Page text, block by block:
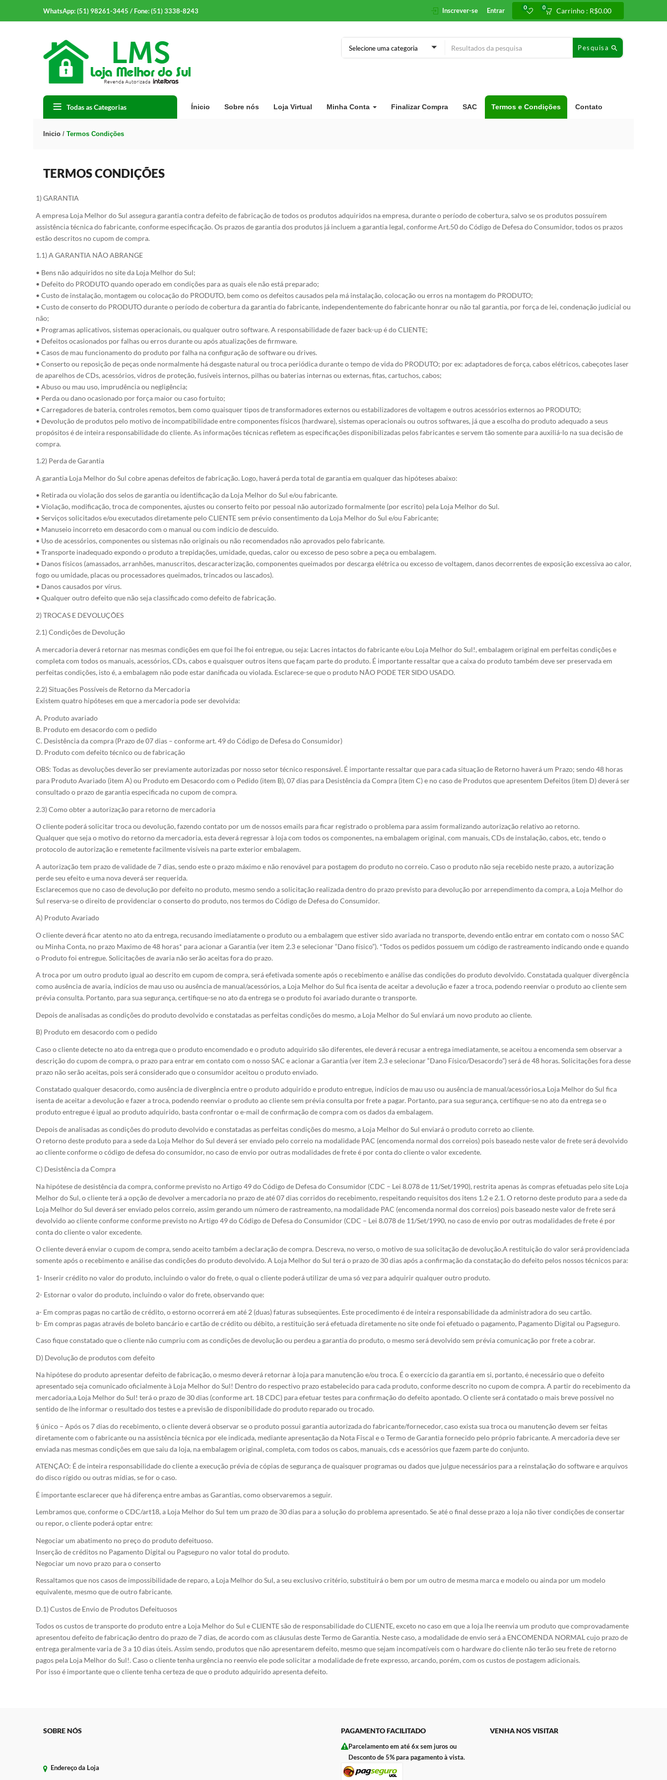
WhatsApp: (51) 98261-3445 / Fone: (51) 3338-8243 Carrinho : R$0.00
0
0
Inscrever-se Entrar
Selecione uma categoria Pesquisa
Todas as Categorias Ínicio Sobre nós Loja Virtual Minha Conta Finalizar Compra SAC Termos e Condições Contato
Inicio / Termos Condições
TERMOS CONDIÇÕES
1) GARANTIA
A empresa Loja Melhor do Sul assegura garantia contra defeito de fabricação de todos os produtos adquiridos na empresa, durante o período de cobertura, salvo se os produtos possuírem
assistência técnica do fabricante, conforme especificação. Os prazos de garantia dos produtos já incluem a garantia legal, conforme Art.50 do Código de Defesa do Consumidor, todos os prazos
estão descritos no cupom de compra.
1.1) A GARANTIA NÃO ABRANGE
• Bens não adquiridos no site da Loja Melhor do Sul;
• Defeito do PRODUTO quando operado em condições para as quais ele não está preparado;
• Custo de instalação, montagem ou colocação do PRODUTO, bem como os defeitos causados pela má instalação, colocação ou erros na montagem do PRODUTO;
• Custo de conserto do PRODUTO durante o período de cobertura da garantia do fabricante, independentemente do fabricante honrar ou não tal garantia, por força de lei, condenação judicial ou
não;
• Programas aplicativos, sistemas operacionais, ou qualquer outro software. A responsabilidade de fazer back-up é do CLIENTE;
• Defeitos ocasionados por falhas ou erros durante ou após atualizações de firmware.
• Casos de mau funcionamento do produto por falha na configuração de software ou drives.
• Conserto ou reposição de peças onde normalmente há desgaste natural ou troca periódica durante o tempo de vida do PRODUTO; por ex: adaptadores de força, cabos elétricos, cabeçotes laser
de aparelhos de CDs, acessórios, vidros de proteção, fusíveis internos, pilhas ou baterias internas ou externas, fitas, cartuchos, cabos;
• Abuso ou mau uso, imprudência ou negligência;
• Perda ou dano ocasionado por força maior ou caso fortuito;
• Carregadores de bateria, controles remotos, bem como quaisquer tipos de transformadores externos ou estabilizadores de voltagem e outros acessórios externos ao PRODUTO;
• Devolução de produtos pelo motivo de incompatibilidade entre componentes físicos (hardware), sistemas operacionais ou outros softwares, já que a escolha do produto adequado a seus
propósitos é de inteira responsabilidade do cliente. As informações técnicas refletem as especificações disponibilizadas pelos fabricantes e servem tão somente para auxiliá-lo na sua decisão de
compra.
1.2) Perda de Garantia
A garantia Loja Melhor do Sul cobre apenas defeitos de fabricação. Logo, haverá perda total de garantia em qualquer das hipóteses abaixo:
• Retirada ou violação dos selos de garantia ou identificação da Loja Melhor do Sul e/ou fabricante.
• Violação, modificação, troca de componentes, ajustes ou conserto feito por pessoal não autorizado formalmente (por escrito) pela Loja Melhor do Sul.
• Serviços solicitados e/ou executados diretamente pelo CLIENTE sem prévio consentimento da Loja Melhor do Sul e/ou Fabricante;
• Manuseio incorreto em desacordo com o manual ou com indício de descuido.
• Uso de acessórios, componentes ou sistemas não originais ou não recomendados não aprovados pelo fabricante.
• Transporte inadequado expondo o produto a trepidações, umidade, quedas, calor ou excesso de peso sobre a peça ou embalagem.
• Danos físicos (amassados, arranhões, manuscritos, descaracterização, componentes queimados por descarga elétrica ou excesso de voltagem, danos decorrentes de exposição excessiva ao calor,
fogo ou umidade, placas ou processadores queimados, trincados ou lascados).
• Danos causados por vírus.
• Qualquer outro defeito que não seja classificado como defeito de fabricação.
2) TROCAS E DEVOLUÇÕES
2.1) Condições de Devolução
A mercadoria deverá retornar nas mesmas condições em que foi lhe foi entregue, ou seja: Lacres intactos do fabricante e/ou Loja Melhor do Sul!, embalagem original em perfeitas condições e
completa com todos os manuais, acessórios, CDs, cabos e quaisquer outros itens que façam parte do produto. É importante ressaltar que a caixa do produto também deve ser preservada em
perfeitas condições, isto é, a embalagem não pode estar danificada ou violada. Esclarece-se que o produto NÃO PODE TER SIDO USADO.
2.2) Situações Possíveis de Retorno da Mercadoria
Existem quatro hipóteses em que a mercadoria pode ser devolvida:
A. Produto avariado
B. Produto em desacordo com o pedido
C. Desistência da compra (Prazo de 07 dias – conforme art. 49 do Código de Defesa do Consumidor)
D. Produto com defeito técnico ou de fabricação
OBS: Todas as devoluções deverão ser previamente autorizadas por nosso setor técnico responsável. É importante ressaltar que para cada situação de Retorno haverá um Prazo; sendo 48 horas
para Produto Avariado (item A) ou Produto em Desacordo com o Pedido (item B), 07 dias para Desistência da Compra (item C) e no caso de Produtos que apresentem Defeitos (item D) deverá ser
consultado o prazo de garantia especificada no cupom de compra.
2.3) Como obter a autorização para retorno de mercadoria
O cliente poderá solicitar troca ou devolução, fazendo contato por um de nossos emails para ficar registrado o problema para assim formalizando autorização relativo ao retorno.
Qualquer que seja o motivo do retorno da mercadoria, esta deverá regressar à loja com todos os componentes, na embalagem original, com manuais, CDs de instalação, cabos, etc, tendo o
protocolo de autorização e remetente facilmente visíveis na parte exterior embalagem.
A autorização tem prazo de validade de 7 dias, sendo este o prazo máximo e não renovável para postagem do produto no correio. Caso o produto não seja recebido neste prazo, a autorização
perde seu efeito e uma nova deverá ser requerida.
Esclarecemos que no caso de devolução por defeito no produto, mesmo sendo a solicitação realizada dentro do prazo previsto para devolução por arrependimento da compra, a Loja Melhor do
Sul reserva-se o direito de providenciar o conserto do produto, nos termos do Código de Defesa do Consumidor.
A) Produto Avariado
O cliente deverá ficar atento no ato da entrega, recusando imediatamente o produto ou a embalagem que estiver sido avariada no transporte, devendo então entrar em contato com o nosso SAC
ou Minha Conta, no prazo Maximo de 48 horas* para acionar a Garantia (ver item 2.3 e selecionar “Dano físico”). *Todos os pedidos possuem um código de rastreamento indicando onde e quando
o Produto foi entregue. Solicitações de avaria não serão aceitas fora do prazo.
A troca por um outro produto igual ao descrito em cupom de compra, será efetivada somente após o recebimento e análise das condições do produto devolvido. Constatada qualquer divergência
como ausência de avaria, indícios de mau uso ou ausência de manual/acessórios, a Loja Melhor do Sul fica isenta de aceitar a devolução e fazer a troca, podendo reenviar o produto ao cliente sem
prévia consulta. Portanto, para sua segurança, certifique-se no ato da entrega se o produto foi avariado durante o transporte.
Depois de analisadas as condições do produto devolvido e constatadas as perfeitas condições do mesmo, a Loja Melhor do Sul enviará um novo produto ao cliente.
B) Produto em desacordo com o pedido
Caso o cliente detecte no ato da entrega que o produto encomendado e o produto adquirido são diferentes, ele deverá recusar a entrega imediatamente, se aceitou a encomenda sem observar a
descrição do cupom de compra, o prazo para entrar em contato com o nosso SAC e acionar a Garantia (ver item 2.3 e selecionar “Dano Físico/Desacordo”) será de 48 horas. Solicitações fora desse
prazo não serão aceitas, pois será considerado que o consumidor aceitou o produto enviado.
Constatado qualquer desacordo, como ausência de divergência entre o produto adquirido e produto entregue, indícios de mau uso ou ausência de manual/acessórios,a Loja Melhor do Sul fica
isenta de aceitar a devolução e fazer a troca, podendo reenviar o produto ao cliente sem prévia consulta por frete a pagar. Portanto, para sua segurança, certifique-se no ato da entrega se o
produto entregue é igual ao produto adquirido, basta confrontar o e-mail de confirmação de compra com os dados da embalagem.
Depois de analisadas as condições do produto devolvido e constatadas as perfeitas condições do mesmo, a Loja Melhor do Sul enviará o produto correto ao cliente.
O retorno deste produto para a sede da Loja Melhor do Sul deverá ser enviado pelo correio na modalidade PAC (encomenda normal dos correios) pois baseado neste valor de frete será devolvido
ao cliente conforme o código de defesa do consumidor, no caso de envio por outras modalidades de frete é por conta do cliente o valor excedente.
C) Desistência da Compra
Na hipótese de desistência da compra, conforme previsto no Artigo 49 do Código de Defesa do Consumidor (CDC – Lei 8.078 de 11/Set/1990), restrita apenas às compras efetuadas pelo site Loja
Melhor do Sul, o cliente terá a opção de devolver a mercadoria no prazo de até 07 dias corridos do recebimento, respeitando requisitos dos itens 1.2 e 2.1. O retorno deste produto para a sede da
Loja Melhor do Sul deverá ser enviado pelos correio, assim gerando um número de rastreamento, na modalidade PAC (encomenda normal dos correios) pois baseado neste valor de frete será
devolvido ao cliente conforme conforme previsto no Artigo 49 do Código de Defesa do Consumidor (CDC – Lei 8.078 de 11/Set/1990, no caso de envio por outras modalidades de frete é por
conta do cliente o valor excedente.
O cliente deverá enviar o cupom de compra, sendo aceito também a declaração de compra. Descreva, no verso, o motivo de sua solicitação de devolução.A restituição do valor será providenciada
somente após o recebimento e análise das condições do produto devolvido. A Loja Melhor do Sul terá o prazo de 30 dias após a confirmação da constatação do defeito pelos nossos técnicos para:
1- Inserir crédito no valor do produto, incluindo o valor do frete, o qual o cliente poderá utilizar de uma só vez para adquirir qualquer outro produto.
2- Estornar o valor do produto, incluindo o valor do frete, observando que:
a- Em compras pagas no cartão de crédito, o estorno ocorrerá em até 2 (duas) faturas subseqüentes. Este procedimento é de inteira responsabilidade da administradora do seu cartão.
b- Em compras pagas através de boleto bancário e cartão de crédito ou débito, a restituição será efetuada diretamente no site onde foi efetuado o pagamento, Pagamento Digital ou Pagseguro.
Caso fique constatado que o cliente não cumpriu com as condições de devolução ou perdeu a garantia do produto, o mesmo será devolvido sem prévia comunicação por frete a cobrar.
D) Devolução de produtos com defeito
Na hipótese do produto apresentar defeito de fabricação, o mesmo deverá retornar à loja para manutenção e/ou troca. É o exercício da garantia em si, portanto, é necessário que o defeito
apresentado seja comunicado oficialmente à Loja Melhor do Sul! Dentro do respectivo prazo estabelecido para cada produto, conforme descrito no cupom de compra. A partir do recebimento da
mercadoria,a Loja Melhor do Sul! terá o prazo de 30 dias (conforme art. 18 CDC) para efetuar testes para confirmação do defeito apontado. O cliente será contatado o mais breve possível no
sentido de lhe informar o resultado dos testes e a previsão de disponibilidade do produto reparado ou trocado.
§ único – Após os 7 dias do recebimento, o cliente deverá observar se o produto possui garantia autorizada do fabricante/fornecedor, caso exista sua troca ou manutenção devem ser feitas
diretamente com o fabricante ou na assistência técnica por ele indicada, mediante apresentação da Nota Fiscal e o Termo de Garantia fornecido pelo próprio fabricante. A mercadoria deve ser
enviada nas mesmas condições em que saiu da loja, na embalagem original, completa, com todos os cabos, manuais, cds e acessórios que fazem parte do conjunto.
ATENÇÃO: É de inteira responsabilidade do cliente a execução prévia de cópias de segurança de quaisquer programas ou dados que julgue necessários para a reinstalação do software e arquivos
do disco rígido ou outras mídias, se for o caso.
É importante esclarecer que há diferença entre ambas as Garantias, como observaremos a seguir.
Lembramos que, conforme o CDC/art18, a Loja Melhor do Sul tem um prazo de 30 dias para a solução do problema apresentado. Se até o final desse prazo a loja não tiver condições de consertar
ou repor, o cliente poderá optar entre:
Negociar um abatimento no preço do produto defeituoso.
Inserção de créditos no Pagamento Digital ou Pagseguro no valor total do produto.
Negociar um novo prazo para o conserto
Ressaltamos que nos casos de impossibilidade de reparo, a Loja Melhor do Sul, a seu exclusivo critério, substituirá o bem por um outro de mesma marca e modelo ou ainda por um modelo
equivalente, mesmo que de outro fabricante.
D.1) Custos de Envio de Produtos Defeituosos
Todos os custos de transporte do produto entre a Loja Melhor do Sul e CLIENTE são de responsabilidade do CLIENTE, exceto no caso em que a loja lhe reenvia um produto que comprovadamente
apresentou defeito de fabricação dentro do prazo de 7 dias, de acordo com as cláusulas deste Termo de Garantia. Neste caso, a modalidade de envio será a ENCOMENDA NORMAL cujo prazo de
entrega geralmente varia de 3 a 10 dias úteis. Assim sendo, produtos que não apresentarem defeito, mesmo que sejam incompatíveis com o hardware do cliente não terão seu frete de retorno
pagos pela Loja Melhor do Sul!. Caso o cliente tenha urgência no reenvio ele pode solicitar a modalidade de frete expresso, arcando, porém, com os custos de postagem adicionais.
Por isso é importante que o cliente tenha certeza de que o produto adquirido apresenta defeito.
SOBRE NÓS
Endereço da Loja
PAGAMENTO FACILITADO
Parcelamento em até 6x sem juros ou
Desconto de 5% para pagamento à vista.
VENHA NOS VISITAR